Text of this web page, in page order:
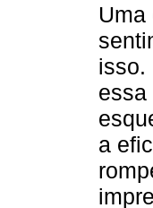
isso.
essa
a